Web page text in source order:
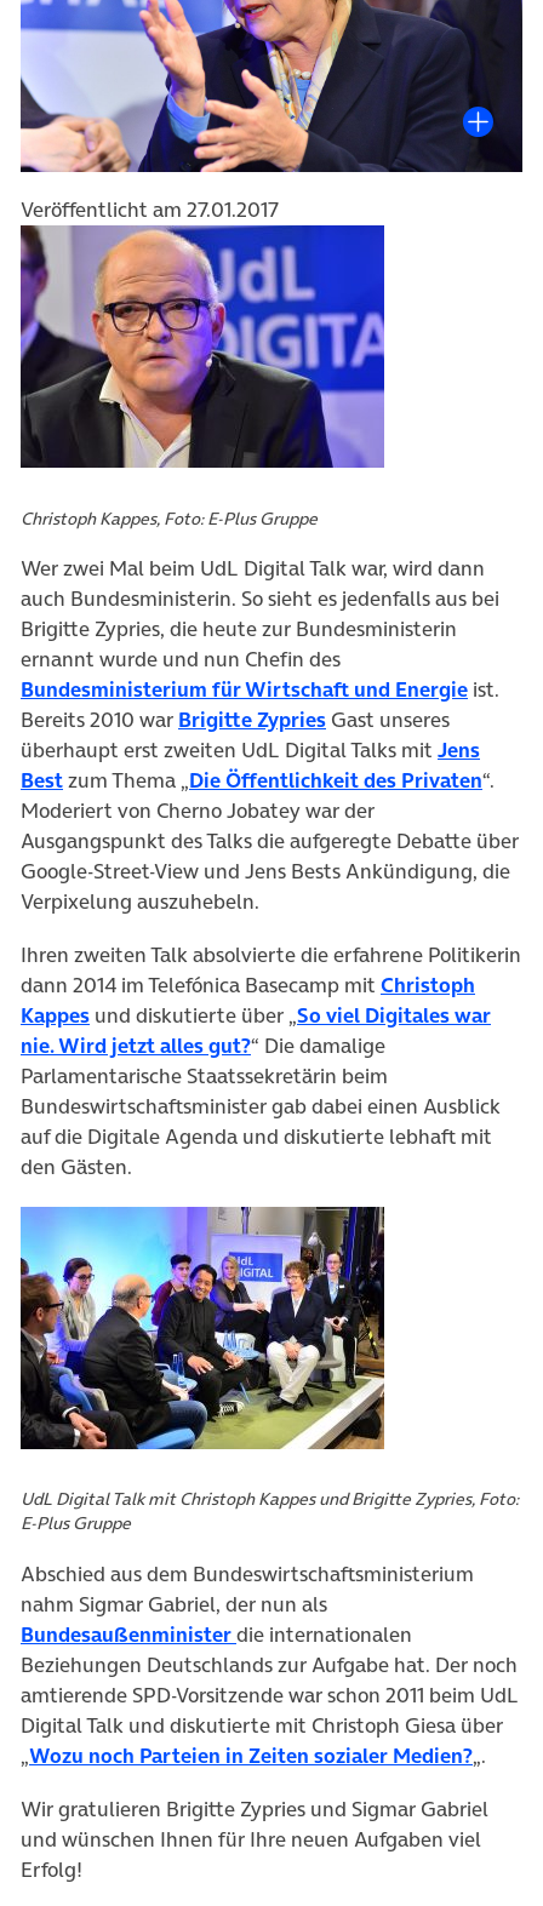
Veröffentlicht am 27.01.2017
Christoph Kappes, Foto: E-Plus Gruppe
Wer zwei Mal beim UdL Digital Talk war, wird dann
auch Bundesministerin. So sieht es jedenfalls aus bei
Brigitte Zypries, die heute zur Bundesministerin
ernannt wurde und nun Chefin des
Bundesministerium für Wirtschaft und Energie ist.
Bereits 2010 war Brigitte Zypries Gast unseres
überhaupt erst zweiten UdL Digital Talks mit Jens
Bestzum Thema „Die Öffentlichkeit des Privaten“.
Moderiert von Cherno Jobatey war der
Ausgangspunkt des Talks die aufgeregte Debatte über
Google-Street-View und Jens Bests Ankündigung, die
Verpixelung auszuhebeln.
Ihren zweiten Talk absolvierte die erfahrene Politikerin
dann 2014 im Telefónica Basecamp mit Christoph
Kappes und diskutierte über „So viel Digitales war
nie. Wird jetzt alles gut?“ Die damalige
Parlamentarische Staatssekretärin beim
Bundeswirtschaftsminister gab dabei einen Ausblick
auf die Digitale Agenda und diskutierte lebhaft mit
den Gästen.
UdL Digital Talk mit Christoph Kappes und Brigitte Zypries, Foto:
E-Plus Gruppe
Abschied aus dem Bundeswirtschaftsministerium
nahm Sigmar Gabriel, der nun als
Bundesaußenministerdie internationalen
Beziehungen Deutschlands zur Aufgabe hat. Der noch
amtierende SPD-Vorsitzende war schon 2011 beim UdL
Digital Talk und diskutierte mit Christoph Giesa über
„Wozu noch Parteien in Zeiten sozialer Medien?„.
Wir gratulieren Brigitte Zypries und Sigmar Gabriel
und wünschen Ihnen für Ihre neuen Aufgaben viel
Erfolg!